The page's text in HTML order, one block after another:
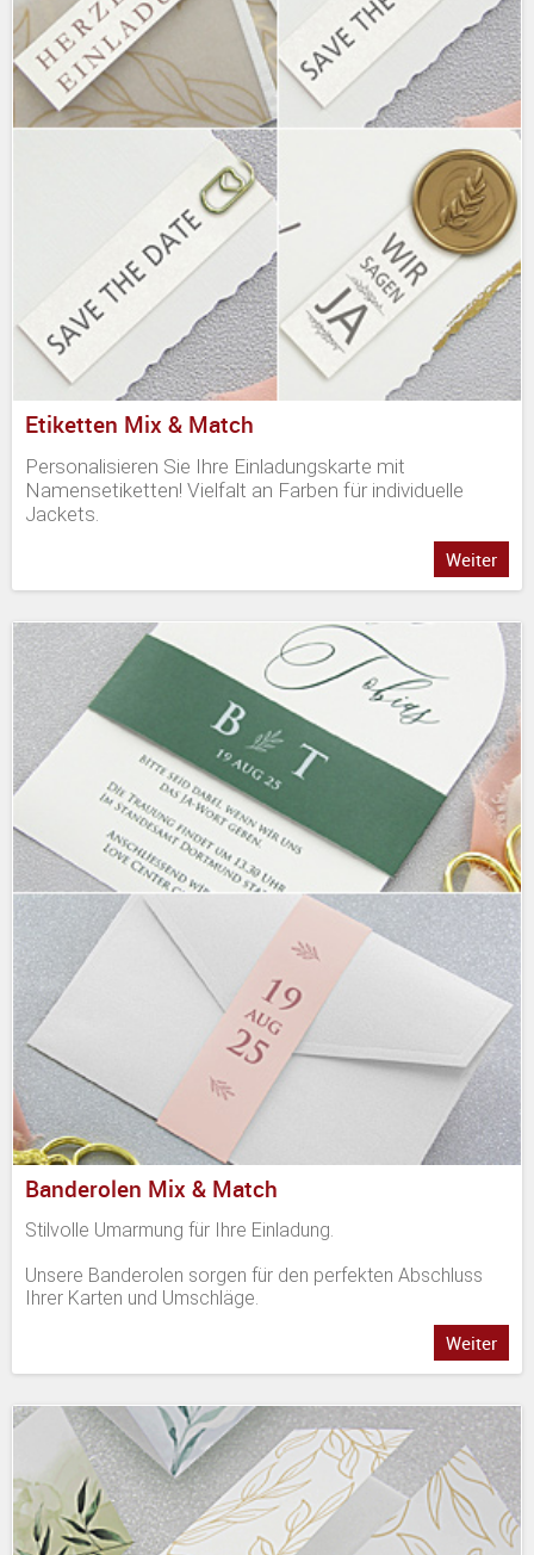
Etiketten Mix & Match
Personalisieren Sie Ihre Einladungskarte mit
Namensetiketten! Vielfalt an Farben für individuelle
Jackets.
Weiter
Banderolen Mix & Match
Stilvolle Umarmung für Ihre Einladung.
Unsere Banderolen sorgen für den perfekten Abschluss
Ihrer Karten und Umschläge.
Weiter